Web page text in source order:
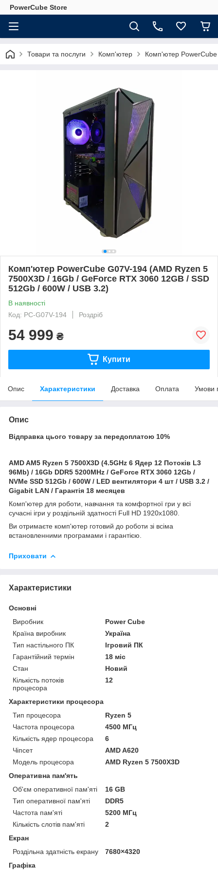
PowerCube Store
Товари та послуги Комп'ютер Комп'ютер
Комп'ютер PowerCube G07V-194 (AMD Ryzen 5
7500X3D / 16Gb / GeForce RTX 3060 12GB / SSD
512Gb / 600W / USB 3.2)
В наявності
Код: PC-G07V-194
Роздріб
54 999 ₴
Купити
Опис Характеристики Доставка Оплата Умови
Опис
Відправка цього товару за передоплатою 10%
AMD AM5 Ryzen 5 7500X3D (4.5GHz 6 Ядер 12 Потоків L3
96Mb) / 16Gb DDR5 5200MHz / GeForce RTX 3060 12Gb /
NVMe SSD 512Gb / 600W / LED вентилятори 4 шт / USB 3.2 /
Gigabit LAN / Гарантія 18 месяцев
Комп'ютер для роботи, навчання та комфортної гри у всі
сучасні ігри у роздільній здатності Full HD 1920x1080.
Ви отримаєте комп'ютер готовий до роботи зі всіма
встановленними програмами і гарантією.
Приховати
Характеристики
Основні
Виробник
Power Cube
Країна виробник
Україна
Тип настільного ПК
Ігровий ПК
Гарантійний термін
18 міс
Стан
Новий
Кількість потоків
процесора
12
Характеристики процесора
Тип процесора
Ryzen 5
Частота процесора
4500 МГц
Кількість ядер процесора
6
Чіпсет
AMD A620
Модель процесора
AMD Ryzen 5 7500X3D
Оперативна пам'ять
Об'єм оперативної пам'яті
16 GB
Тип оперативної пам'яті
DDR5
Частота пам'яті
5200 МГц
Кількість слотів пам'яті
2
Екран
Роздільна здатність екрану
7680×4320
Графіка